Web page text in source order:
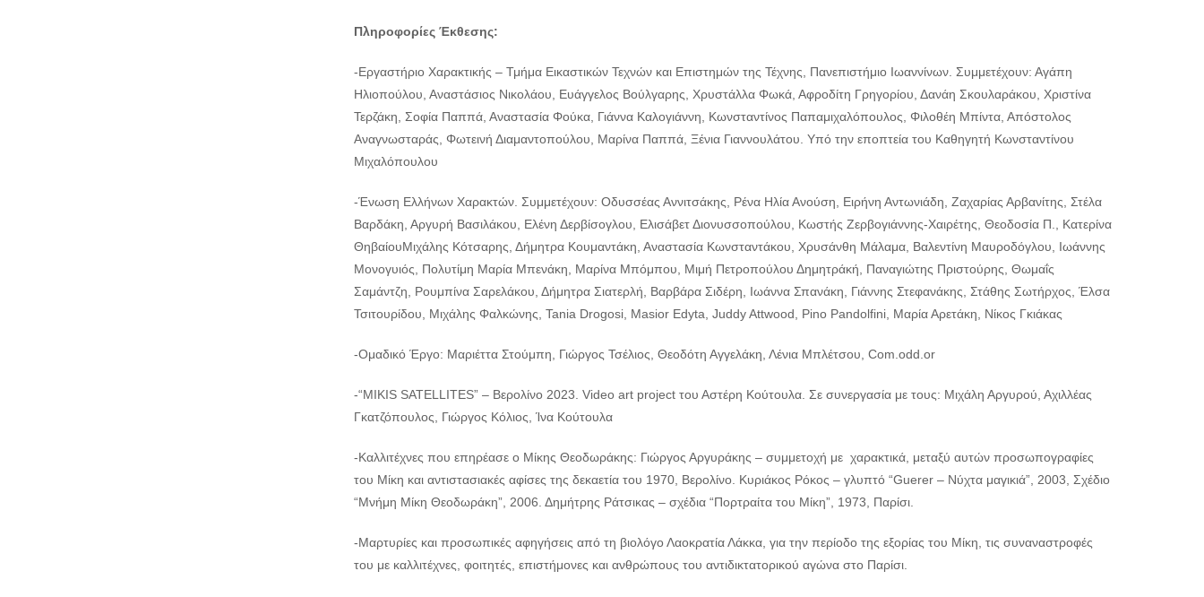
Πληροφορίες Έκθεσης:
-Εργαστήριο Χαρακτικής – Τμήμα Εικαστικών Τεχνών και Επιστημών της Τέχνης, Πανεπιστήμιο Ιωαννίνων. Συμμετέχουν: Αγάπη
Ηλιοπούλου, Αναστάσιος Νικολάου, Ευάγγελος Βούλγαρης, Χρυστάλλα Φωκά, Αφροδίτη Γρηγορίου, Δανάη Σκουλαράκου, Χριστίνα
Τερζάκη, Σοφία Παππά, Αναστασία Φούκα, Γιάννα Καλογιάννη, Κωνσταντίνος Παπαμιχαλόπουλος, Φιλοθέη Μπίντα, Απόστολος
Αναγνωσταράς, Φωτεινή Διαμαντοπούλου, Μαρίνα Παππά, Ξένια Γιαννουλάτου. Υπό την εποπτεία του Καθηγητή Κωνσταντίνου
Μιχαλόπουλου
-Ένωση Ελλήνων Χαρακτών. Συμμετέχουν: Οδυσσέας Αννιτσάκης, Ρένα Ηλία Ανούση, Ειρήνη Αντωνιάδη, Ζαχαρίας Αρβανίτης, Στέλα
Βαρδάκη, Αργυρή Βασιλάκου, Ελένη Δερβίσογλου, Ελισάβετ Διονυσσοπούλου, Κωστής Ζερβογιάννης-Χαιρέτης, Θεοδοσία Π., Κατερίνα
ΘηβαίουΜιχάλης Κότσαρης, Δήμητρα Κουμαντάκη, Αναστασία Κωνσταντάκου, Χρυσάνθη Μάλαμα, Βαλεντίνη Μαυροδόγλου, Ιωάννης
Μονογυιός, Πολυτίμη Μαρία Μπενάκη, Μαρίνα Μπόμπου, Μιμή Πετροπούλου Δημητράκή, Παναγιώτης Πριστούρης, Θωμαΐς
Σαμάντζη, Ρουμπίνα Σαρελάκου, Δήμητρα Σιατερλή, Βαρβάρα Σιδέρη, Ιωάννα Σπανάκη, Γιάννης Στεφανάκης, Στάθης Σωτήρχος, Έλσα
Τσιτουρίδου, Μιχάλης Φαλκώνης, Tania Drogosi, Masior Edyta, Juddy Attwood, Pino Pandolfini, Μαρία Αρετάκη, Νίκος Γκιάκας
-Ομαδικό Έργο: Μαριέττα Στούμπη, Γιώργος Τσέλιος, Θεοδότη Αγγελάκη, Λένια Μπλέτσου, Com.odd.or
-“MIKIS SATELLITES” – Βερολίνο 2023. Video art project του Αστέρη Κούτουλα. Σε συνεργασία με τους: Μιχάλη Αργυρού, Αχιλλέας
Γκατζόπουλος, Γιώργος Κόλιος, Ίνα Κούτουλα
-Καλλιτέχνες που επηρέασε ο Μίκης Θεοδωράκης: Γιώργος Αργυράκης – συμμετοχή με χαρακτικά, μεταξύ αυτών προσωπογραφίες
του Μίκη και αντιστασιακές αφίσες της δεκαετία του 1970, Βερολίνο. Κυριάκος Ρόκος – γλυπτό “Guerer – Νύχτα μαγικιά”, 2003, Σχέδιο
“Μνήμη Μίκη Θεοδωράκη”, 2006. Δημήτρης Ράτσικας – σχέδια “Πορτραίτα του Μίκη”, 1973, Παρίσι.
-Μαρτυρίες και προσωπικές αφηγήσεις από τη βιολόγο Λαοκρατία Λάκκα, για την περίοδο της εξορίας του Μίκη, τις συναναστροφές
του με καλλιτέχνες, φοιτητές, επιστήμονες και ανθρώπους του αντιδικτατορικού αγώνα στο Παρίσι.